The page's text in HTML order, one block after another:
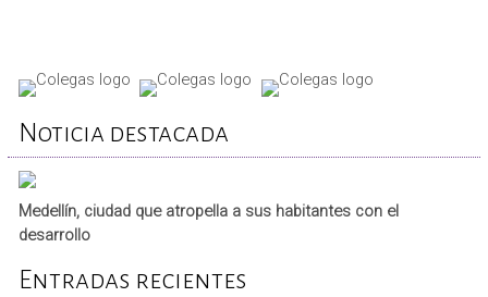
Noticia destacada
Medellín, ciudad que atropella a sus habitantes con el
desarrollo
Entradas recientes